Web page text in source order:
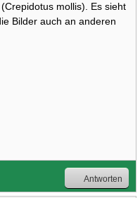
mollis). Es sieht
Bilder auch an anderen
Antworten